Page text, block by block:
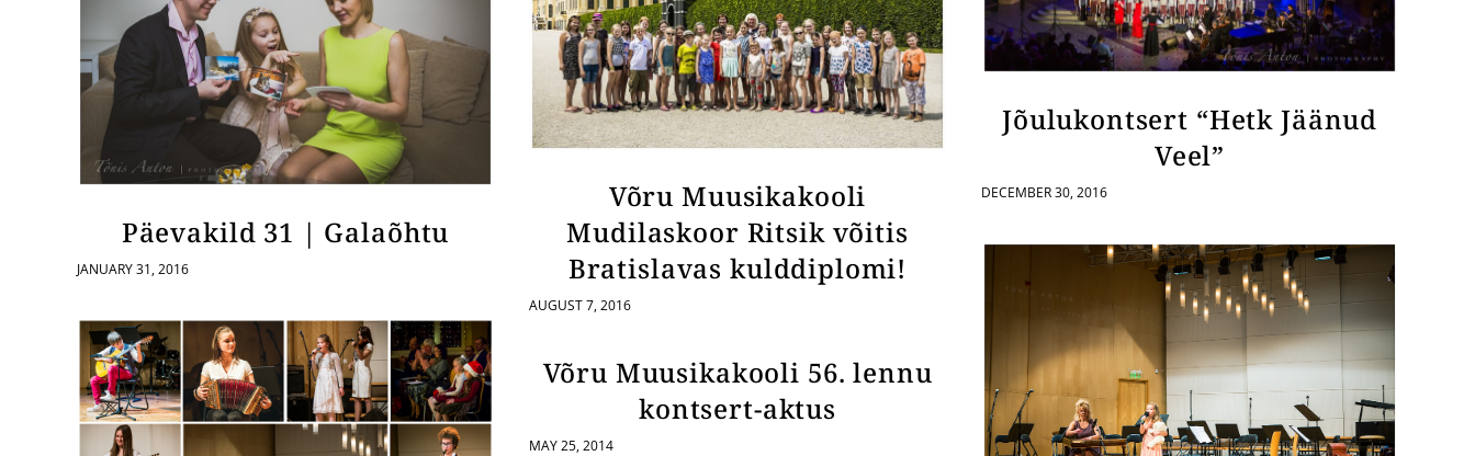
Jõulukontsert “Hetk Jäänud
Veel”
DECEMBER 30, 2016
Võru Muusikakooli
Mudilaskoor Ritsik võitis
Bratislavas kulddiplomi!
AUGUST 7, 2016
Päevakild 31 | Galaõhtu
JANUARY 31, 2016
Võru Muusikakooli 56. lennu
kontsert-aktus
MAY 25, 2014